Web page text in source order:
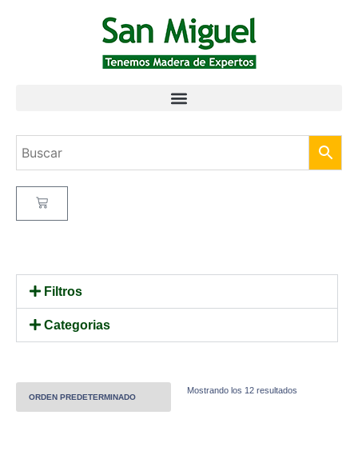
Filtros
Categorias
Mostrando los 12 resultados